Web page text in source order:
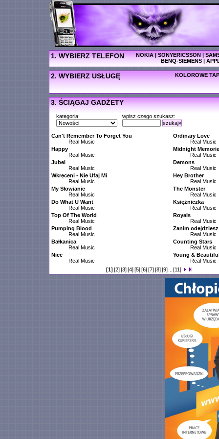
1. WYBIERZ TELEFON NOKIA|SONYERICSSON|
BENQ-SIEMENS|
2. WYBIERZ USŁUGĘ KOLOROWE
3. ŚCIĄGAJ GADŻETY
kategoria:
wpisz czego szukasz:
szukaj»
Can't Remember To Forget You
Real Music
Ordinary Love
Real Music
Happy
Real Music
Midnight
Real Music
Jubel
Real Music
Demons
Real Music
Wkręceni - Nie Ufaj Mi
Real Music
Hey Brother
Real Music
My Słowianie
Real Music
The Monster
Real Music
Do What U Want
Real Music
Księżniczka
Real Music
Top Of The World
Real Music
Royals
Real Music
Pumping Blood
Real Music
Zanim odejdziesz
Real Music
Bałkanica
Real Music
Counting Stars
Real Music
Nice
Real Music
Young &
Real Music
[1] [2][3][4][5][6][7][8][9] [11]